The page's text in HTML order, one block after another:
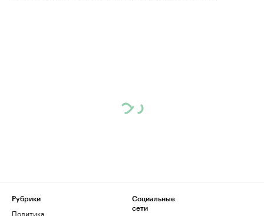
Рубрики
Политика
Социальные
сети